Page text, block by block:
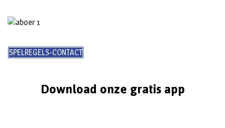
SPELREGELS-CONTACT
Download onze gratis app